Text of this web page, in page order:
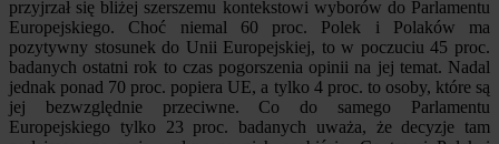
przyjrzał się bliżej szerszemu kontekstowi wyborów do Parlamentu
Europejskiego. Choć niemal 60 proc. Polek i Polaków ma
pozytywny stosunek do Unii Europejskiej, to w poczuciu 45 proc.
badanych ostatni rok to czas pogorszenia opinii na jej temat. Nadal
jednak ponad 70 proc. popiera UE, a tylko 4 proc. to osoby, które są
jej bezwzględnie przeciwne. Co do samego Parlamentu
Europejskiego tylko 23 proc. badanych uważa, że decyzje tam